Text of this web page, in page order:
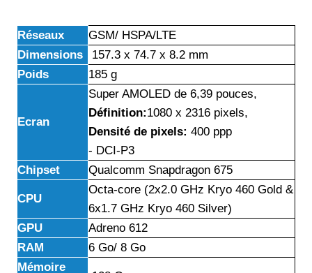
Réseaux
GSM/ HSPA/LTE
Dimensions
157.3 x 74.7 x 8.2 mm
Poids
185 g
Ecran
Super AMOLED de 6,39 pouces,
Définition:1080 x 2316 pixels,
Densité de pixels: 400 ppp
- DCI-P3
Chipset
Qualcomm Snapdragon 675
CPU
Octa-core (2x2.0 GHz Kryo 460 Gold &
6x1.7 GHz Kryo 460 Silver)
GPU
Adreno 612
RAM
6 Go/ 8 Go
Mémoire